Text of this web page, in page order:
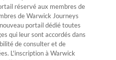
réservé aux membres de
de Warwick Journeys
portail dédié toutes
qui leur sont accordés dans
de consulter et de
L'inscription à Warwick